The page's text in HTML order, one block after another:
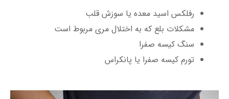
رفلکس اسید معده یا سوزش قلب
مشکلات بلع که به اختلال مری مربوط است
سنگ کیسه صفرا
تورم کیسه صفرا یا پانکراس